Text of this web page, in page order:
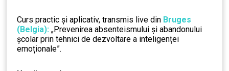
Curs practic şi aplicativ, transmis live din Bruges
(Belgia): „Prevenirea absenteismului și abandonului
școlar prin tehnici de dezvoltare a inteligenței
emoționale”.